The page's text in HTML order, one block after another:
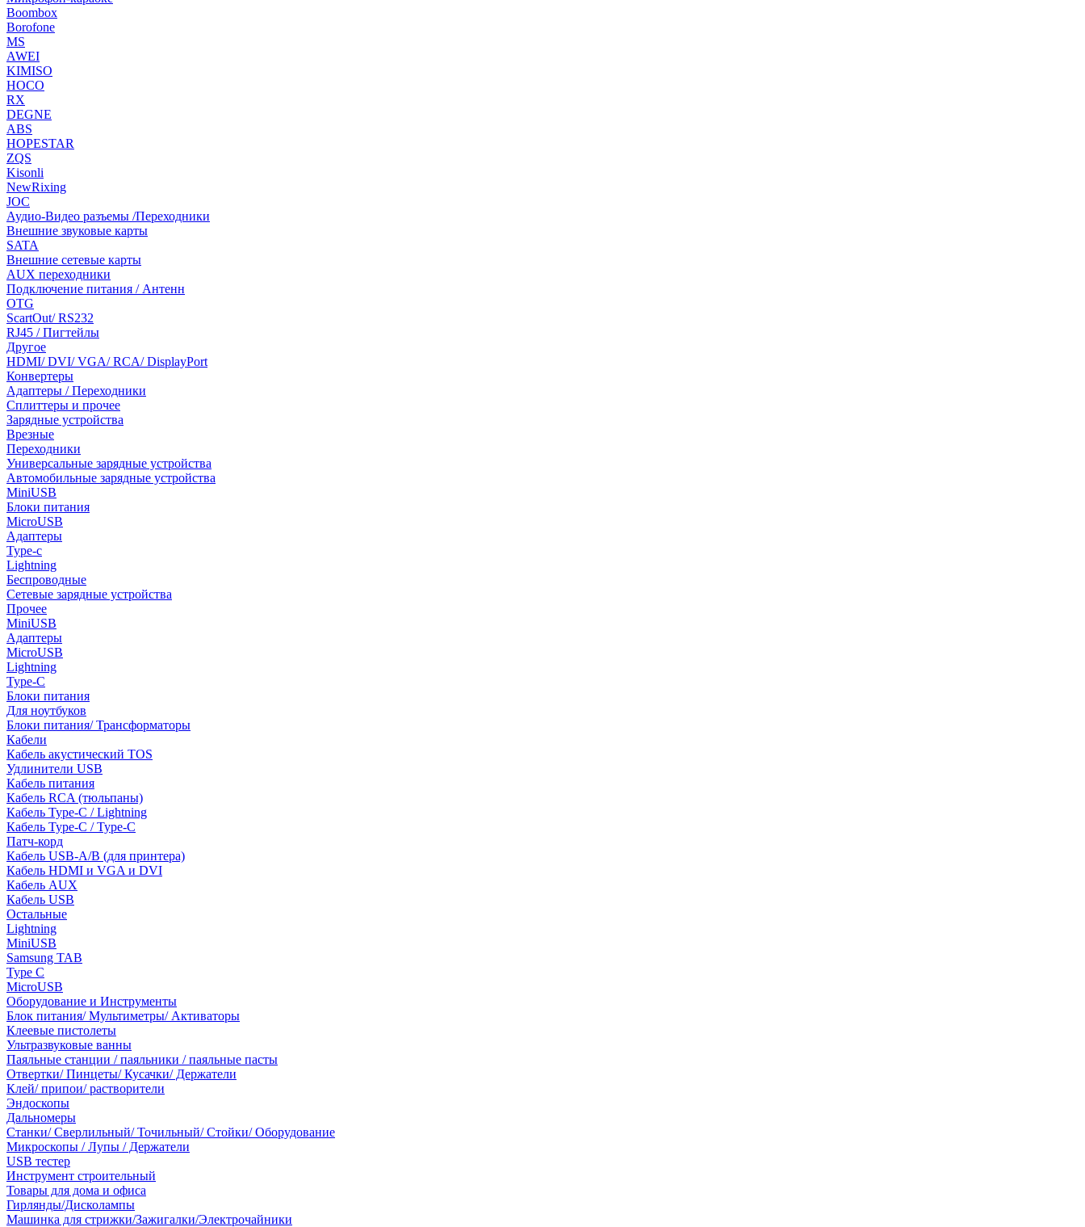
Boombox
Borofone
MS
AWEI
KIMISO
HOCO
RX
DEGNE
ABS
HOPESTAR
ZQS
Kisonli
NewRixing
JOC
Аудио-Видео разъемы /Переходники
Внешние звуковые карты
SATA
Внешние сетевые карты
AUX переходники
Подключение питания / Антенн
OTG
ScartOut/ RS232
RJ45 / Пигтейлы
Другое
HDMI/ DVI/ VGA/ RCA/ DisplayPort
Конвертеры
Адаптеры / Переходники
Сплиттеры и прочее
Зарядные устройства
Врезные
Переходники
Универсальные зарядные устройства
Автомобильные зарядные устройства
MiniUSB
Блоки питания
MicroUSB
Адаптеры
Type-c
Lightning
Беспроводные
Сетевые зарядные устройства
Прочее
MiniUSB
Адаптеры
MicroUSB
Lightning
Type-C
Блоки питания
Для ноутбуков
Блоки питания/ Трансформаторы
Кабели
Кабель акустический TOS
Удлинители USB
Кабель питания
Кабель RCA (тюльпаны)
Кабель Type-C / Lightning
Кабель Type-C / Type-C
Патч-корд
Кабель USB-A/B (для принтера)
Кабель HDMI и VGA и DVI
Кабель AUX
Кабель USB
Остальные
Lightning
MiniUSB
Samsung TAB
Type C
MicroUSB
Оборудование и Инструменты
Блок питания/ Мультиметры/ Активаторы
Клеевые пистолеты
Ультразвуковые ванны
Паяльные станции / паяльники / паяльные пасты
Отвертки/ Пинцеты/ Кусачки/ Держатели
Клей/ припои/ растворители
Эндоскопы
Дальномеры
Станки/ Сверлильный/ Точильный/ Стойки/ Оборудование
Микроскопы / Лупы / Держатели
USB тестер
Инструмент строительный
Товары для дома и офиса
Гирлянды/Дисколампы
Машинка для стрижки/Зажигалки/Электрочайники